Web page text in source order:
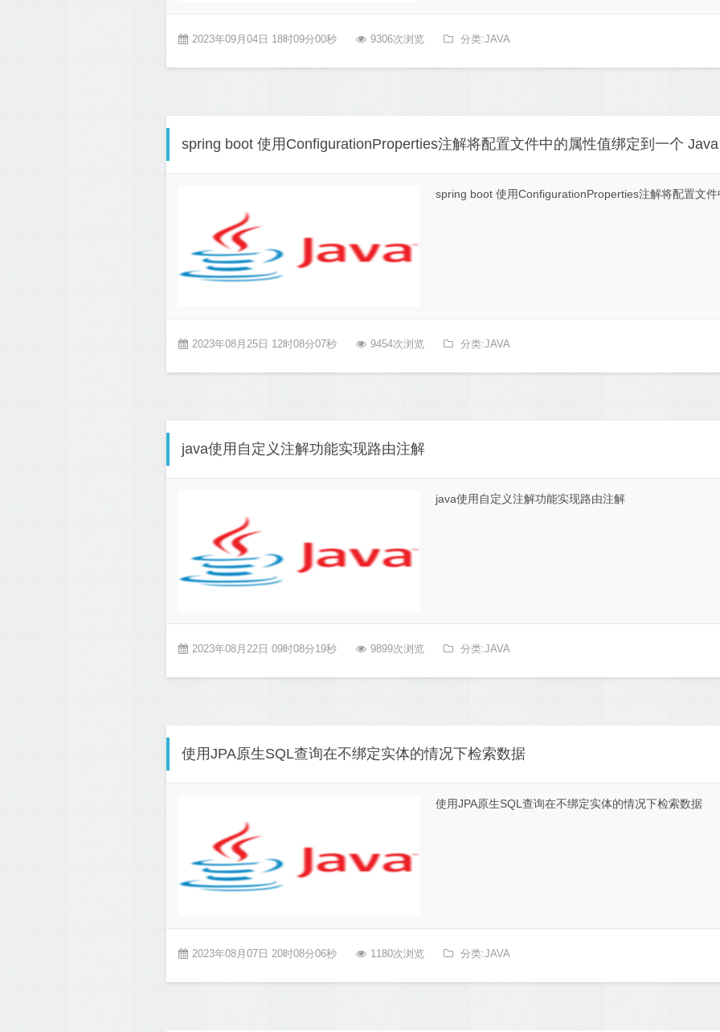
2023年09月04日 18时09分00秒 9306次浏览 分类:JAVA
spring boot 使用ConfigurationProperties注解将配置文件中的属性值绑定到一个
spring boot 使用ConfigurationProperties注解将配置文
2023年08月25日 12时08分07秒 9454次浏览 分类:JAVA
java使用自定义注解功能实现路由注解
java使用自定义注解功能实现路由注解
2023年08月22日 09时08分19秒 9899次浏览 分类:JAVA
使用JPA原生SQL查询在不绑定实体的情况下检索数据
使用JPA原生SQL查询在不绑定实体的情况下检索数据
2023年08月07日 20时08分06秒 1180次浏览 分类:JAVA